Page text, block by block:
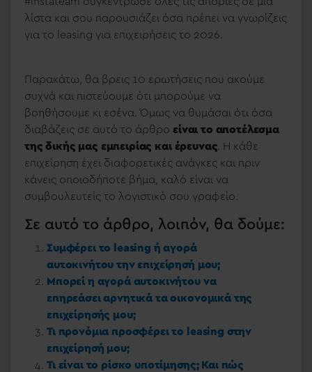
λίστα και σου παρουσιάζει όσα πρέπει να γνωρίζεις
για το leasing για επιχειρήσεις το 2026.
Παρακάτω, θα βρεις 10 ερωτήσεις που ακούμε
συχνά και πιστεύουμε ότι μπορούμε να
βοηθήσουμε κι εσένα. Όμως να θυμάσαι ότι όσα
διαβάζεις σε αυτό το άρθρο είναι το αποτέλεσμα
της δικής μας εμπειρίας και έρευνας. Η κάθε
επιχείρηση έχει διαφορετικές ανάγκες και πριν
κάνεις οποιοδήποτε βήμα, καλό είναι να
συμβουλευτείς το λογιστικό σου γραφείο.
Σε αυτό το άρθρο, λοιπόν, θα δούμε:
Συμφέρει το leasing ή αγορά
αυτοκινήτου την επιχείρησή μου;
Μπορεί η αγορά αυτοκινήτου να
επηρεάσει αρνητικά τα οικονομικά της
επιχείρησής μου;
Τι προνόμια προσφέρει το leasing στην
επιχείρησή μου;
Τι είναι το ρίσκο υποτίμησης; Και πώς